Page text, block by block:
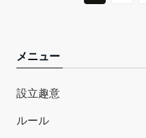
メニュー
設立趣意
ルール